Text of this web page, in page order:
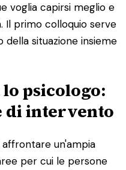
voglia capirsi meglio e
Il primo colloquio serve
situazione insieme
lo psicologo:
di intervento
un'ampia
per cui le persone